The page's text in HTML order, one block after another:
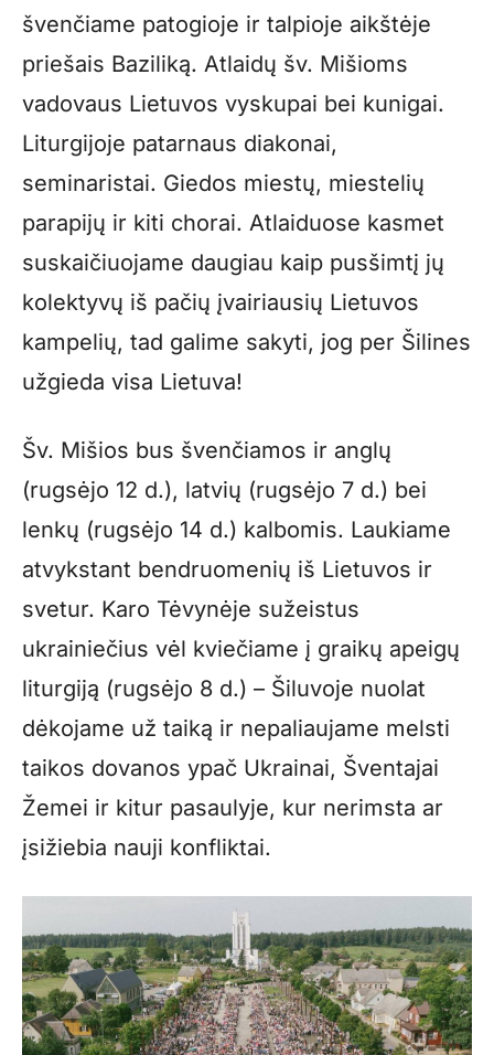
švenčiame patogioje ir talpioje aikštėje
priešais Baziliką. Atlaidų šv. Mišioms
vadovaus Lietuvos vyskupai bei kunigai.
Liturgijoje patarnaus diakonai,
seminaristai. Giedos miestų, miestelių
parapijų ir kiti chorai. Atlaiduose kasmet
suskaičiuojame daugiau kaip pusšimtį jų
kolektyvų iš pačių įvairiausių Lietuvos
kampelių, tad galime sakyti, jog per Šilines
užgieda visa Lietuva!
Šv. Mišios bus švenčiamos ir anglų
(rugsėjo 12 d.), latvių (rugsėjo 7 d.) bei
lenkų (rugsėjo 14 d.) kalbomis. Laukiame
atvykstant bendruomenių iš Lietuvos ir
svetur. Karo Tėvynėje sužeistus
ukrainiečius vėl kviečiame į graikų apeigų
liturgiją (rugsėjo 8 d.) – Šiluvoje nuolat
dėkojame už taiką ir nepaliaujame melsti
taikos dovanos ypač Ukrainai, Šventajai
Žemei ir kitur pasaulyje, kur nerimsta ar
įsižiebia nauji konfliktai.